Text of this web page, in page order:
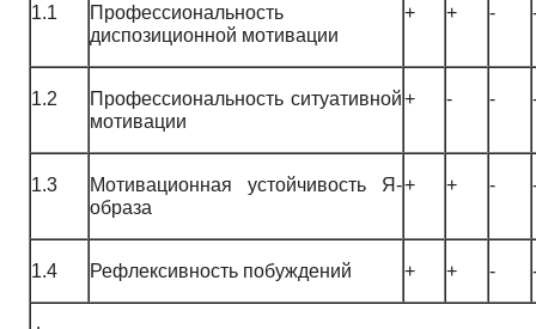
1.1
Профессиональность
диспозиционной мотивации
+ + -
1.2
Профессиональность ситуативной
мотивации
+ - -
1.3
Мотивационная устойчивость Я-
образа
+ + -
1.4 Рефлексивность побуждений + + -